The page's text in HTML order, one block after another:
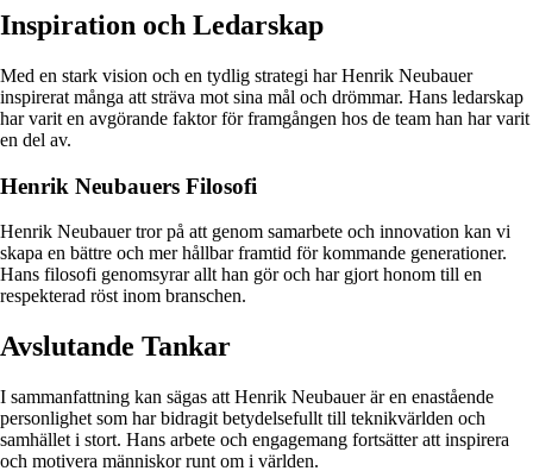
Inspiration och Ledarskap
Med en stark vision och en tydlig strategi har Henrik Neubauer
inspirerat många att sträva mot sina mål och drömmar. Hans ledarskap
har varit en avgörande faktor för framgången hos de team han har varit
en del av.
Henrik Neubauers Filosofi
Henrik Neubauer tror på att genom samarbete och innovation kan vi
skapa en bättre och mer hållbar framtid för kommande generationer.
Hans filosofi genomsyrar allt han gör och har gjort honom till en
respekterad röst inom branschen.
Avslutande Tankar
I sammanfattning kan sägas att Henrik Neubauer är en enastående
personlighet som har bidragit betydelsefullt till teknikvärlden och
samhället i stort. Hans arbete och engagemang fortsätter att inspirera
och motivera människor runt om i världen.